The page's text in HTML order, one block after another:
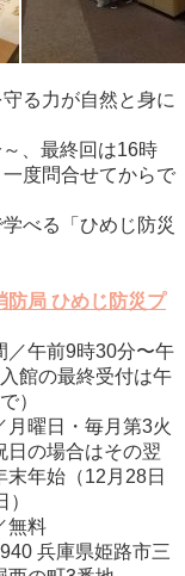
る力が自然と身に
、最終回は16時
度問合せてからで
べる「ひめじ防災
防局 ひめじ防災プ
／午前9時30分〜午
館の最終受付は午
）
月曜日・毎月第3火
日の場合はその翌
末年始（12月28日
無料
兵庫県姫路市三